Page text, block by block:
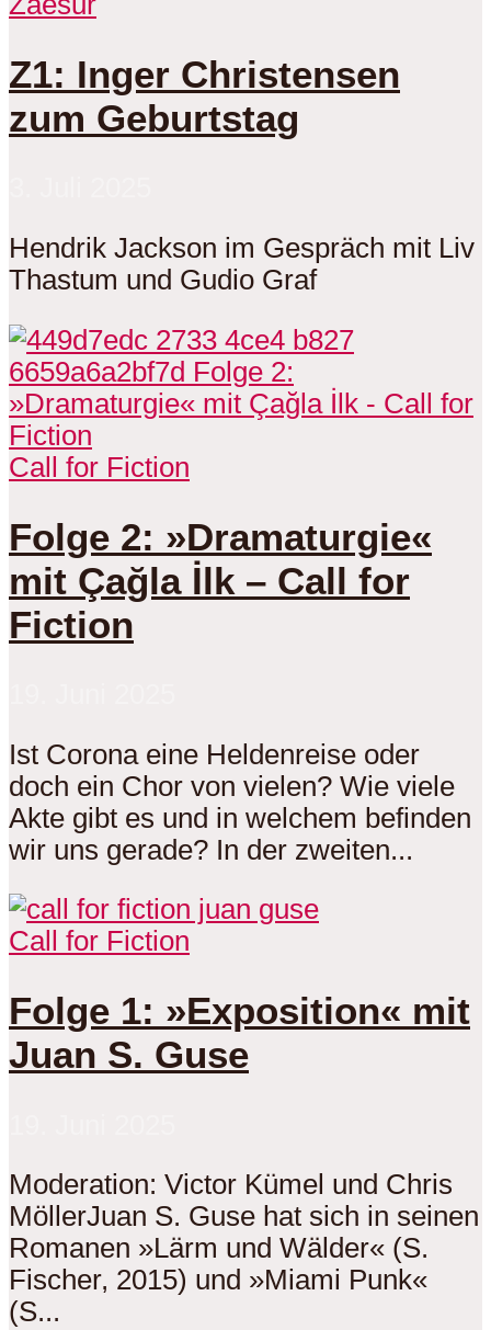
Z1: Inger Christensen
zum Geburtstag
Hendrik Jackson im Gespräch mit Liv
Thastum und Gudio Graf
Call for Fiction
Folge 2: »Dramaturgie«
mit Çağla İlk – Call for
Fiction
Ist Corona eine Heldenreise oder
doch ein Chor von vielen? Wie viele
Akte gibt es und in welchem befinden
wir uns gerade? In der zweiten...
Call for Fiction
Folge 1: »Exposition« mit
Juan S. Guse
Moderation: Victor Kümel und Chris
MöllerJuan S. Guse hat sich in seinen
Romanen »Lärm und Wälder« (S.
Fischer, 2015) und »Miami Punk«
(S...